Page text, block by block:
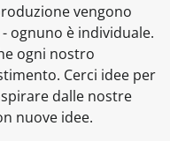
vengono
ognuno è individuale.
ogni nostro
Cerci idee per
dalle nostre
nuove idee.